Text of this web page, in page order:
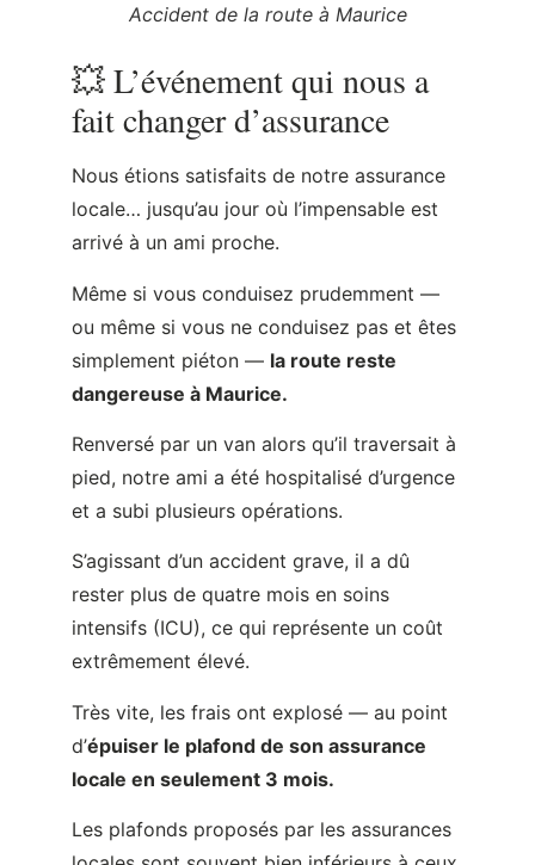
Nous étions satisfaits de notre assurance
arrivé à un ami proche.
Même si vous conduisez prudemment —
ou même si vous ne conduisez pas et êtes
simplement piéton —la route reste
dangereuse à Maurice.
Renversé par un van alors qu’il traversait à
pied, notre ami a été hospitalisé d’urgence
et a subi plusieurs opérations.
S’agissant d’un accident grave, il a dû
rester plus de quatre mois en soins
intensifs (ICU), ce qui représente un coût
extrêmement élevé.
Très vite, les frais ont explosé — au point
d’épuiser le plafond de son assurance
locale en seulement 3 mois.
Les plafonds proposés par les assurances
locales sont souvent bien inférieurs à ceux
des assurances santé internationales, et
rarement suffisants pour couvrir les frais
Ils ont alors dû financer eux-mêmes une